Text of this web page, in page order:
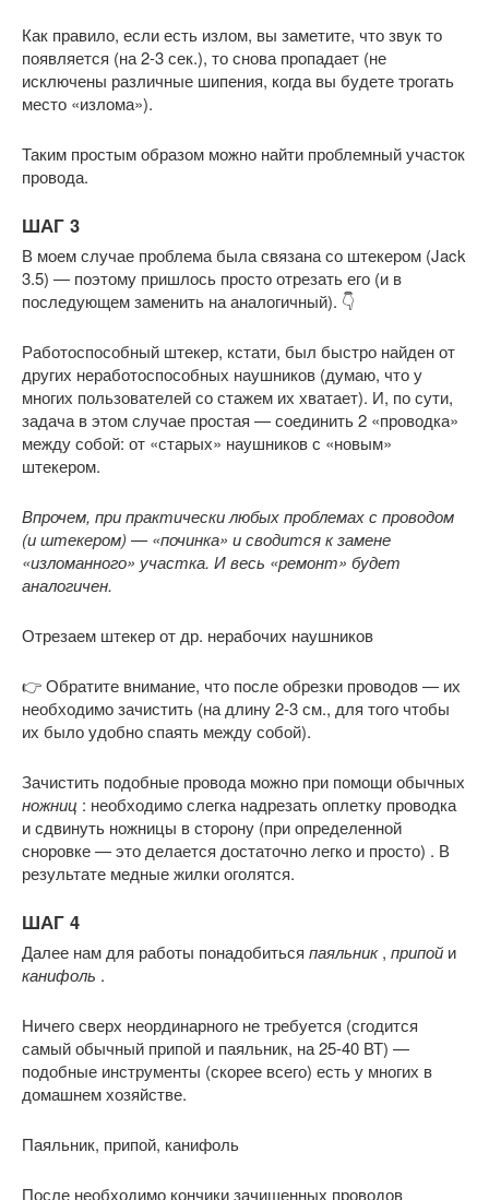
Как правило, если есть излом, вы заметите, что звук то
появляется (на 2-3 сек.), то снова пропадает (не
исключены различные шипения, когда вы будете трогать
место «излома»).
Таким простым образом можно найти проблемный участок
провода.
ШАГ 3
В моем случае проблема была связана со штекером (Jack
3.5) — поэтому пришлось просто отрезать его (и в
последующем заменить на аналогичный). 👇
Работоспособный штекер, кстати, был быстро найден от
других неработоспособных наушников (думаю, что у
многих пользователей со стажем их хватает). И, по сути,
задача в этом случае простая — соединить 2 «проводка»
между собой: от «старых» наушников с «новым»
штекером.
Впрочем, при практически любых проблемах с проводом
(и штекером) — «починка» и сводится к замене
«изломанного» участка. И весь «ремонт» будет
аналогичен.
Отрезаем штекер от др. нерабочих наушников
👉 Обратите внимание, что после обрезки проводов — их
необходимо зачистить (на длину 2-3 см., для того чтобы
их было удобно спаять между собой).
Зачистить подобные провода можно при помощи обычных
ножниц : необходимо слегка надрезать оплетку проводка
и сдвинуть ножницы в сторону (при определенной
сноровке — это делается достаточно легко и просто) . В
результате медные жилки оголятся.
ШАГ 4
Далее нам для работы понадобиться паяльник, припой и
канифоль .
Ничего сверх неординарного не требуется (сгодится
самый обычный припой и паяльник, на 25-40 ВТ) —
подобные инструменты (скорее всего) есть у многих в
домашнем хозяйстве.
Паяльник, припой, канифоль
После необходимо кончики зачищенных проводов